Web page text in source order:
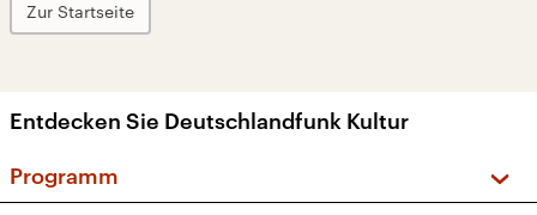
Zur Startseite
Entdecken Sie Deutschlandfunk Kultur
Programm